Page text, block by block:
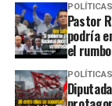
POLÍTICAS
Pastor
podría
el rumbo
POLÍTICAS